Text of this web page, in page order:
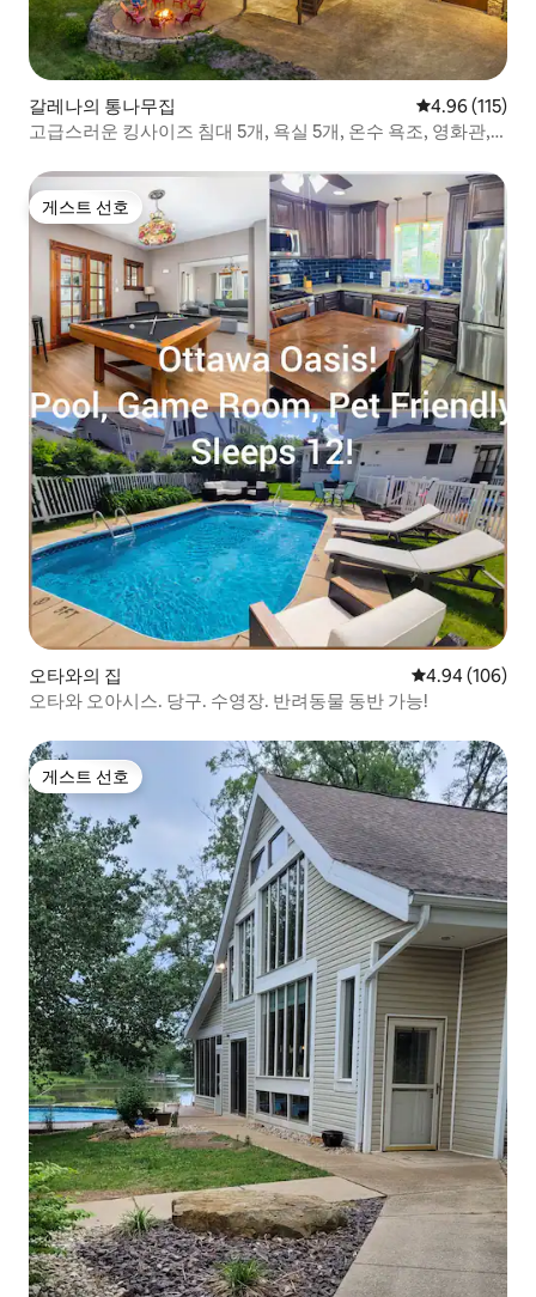
갈레나의 통나무집 평점 4.96점(5
4.96 (115)
고급스러운 킹사이즈 침대 5개, 욕실 5개, 온수 욕조, 영화관,
게스트 선호
게스트 선호
오타와의 집 평점 4.94점(5
4.94 (106)
오타와 오아시스. 당구. 수영장. 반려동물 동반 가능!
게스트 선호
게스트 선호